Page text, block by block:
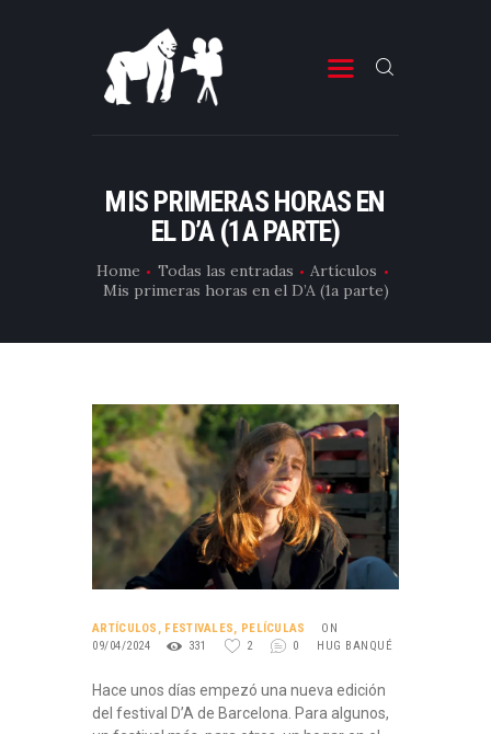
MIS PRIMERAS HORAS EN
EL D’A (1A PARTE)
Home Todas las entradas
Artículos
Mis primeras horas en el D’A (1a parte)
ESTRENOS DE TELEVISIÓN
CRÍTICAS
ARTÍCULOS
LISTAS
EQUIPO DE BBK
TÉRMINOS Y CONDICIONES
ARTÍCULOS , FESTIVALES, PELÍCULAS
ON
09/04/2024
331 2 0 HUG BANQUÉ
Hace unos días empezó una nueva edición
del festival D’A de Barcelona. Para algunos,